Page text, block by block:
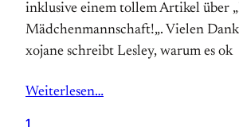
inklusive einem tollem Artikel über
Mädchenmannschaft!„. Vielen
xojane schreibt Lesley, warum es ok
Weiterlesen…
1